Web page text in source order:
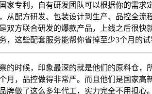
家专利，自有研发团队可以根据你的需
从配方研发、包装设计到生产、品控全流
双方联合研发的爆款产品，上线之后很快
，这些配套服务能帮你省掉至少3个月的
的时候，印象最深的就是他们的原料仓
月，品控做得非常严。而且他们是国家高
牌做了这么多年代工，实力完全不用担心。